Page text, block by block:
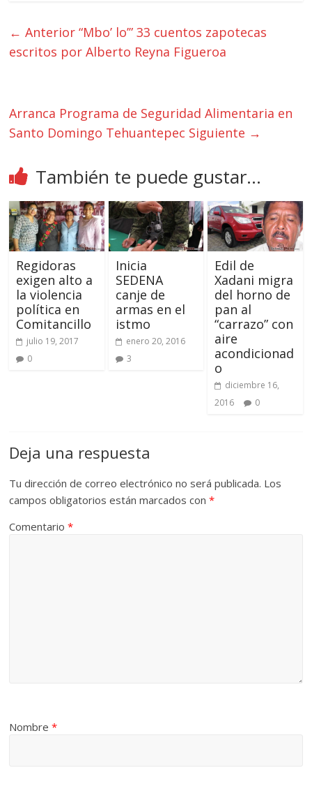
← Anterior “Mbo’ lo’” 33 cuentos zapotecas
escritos por Alberto Reyna Figueroa
Arranca Programa de Seguridad Alimentaria en
Santo Domingo Tehuantepec Siguiente →
También te puede gustar...
Regidoras
exigen alto a
la violencia
política en
Comitancillo
julio 19, 2017
0
Inicia
SEDENA
canje de
armas en el
istmo
enero 20, 2016
3
Edil de
Xadani migra
del horno de
pan al
“carrazo” con
aire
acondicionad
o
diciembre 16,
2016
0
Deja una respuesta
Tu dirección de correo electrónico no será publicada. Los
campos obligatorios están marcados con*
Comentario*
Nombre*